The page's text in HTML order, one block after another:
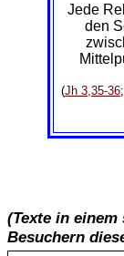
Jede
den
(Jh 3,35-36;
(Texte in
Besuchern